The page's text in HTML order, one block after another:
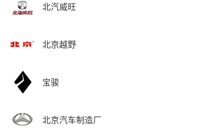
北汽威旺
北京越野
宝骏
北京汽车制造厂